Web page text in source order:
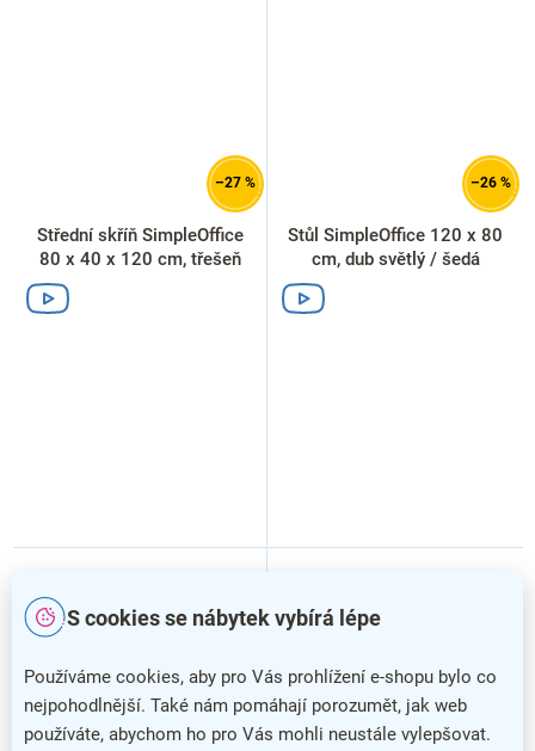
S cookies se nábytek vybírá lépe
Používáme cookies, aby pro Vás prohlížení e-shopu bylo co
nejpohodlnější. Také nám pomáhají porozumět, jak web
používáte, abychom ho pro Vás mohli neustále vylepšovat.
–27 %
Střední skříň SimpleOffice
80 x 40 x 120 cm, třešeň
–26 %
Stůl SimpleOffice 120 x 80
cm, dub světlý / šedá